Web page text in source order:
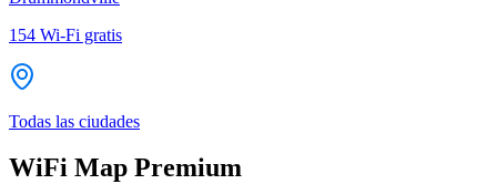
154 Wi-Fi gratis
Todas las ciudades
WiFi Map Premium